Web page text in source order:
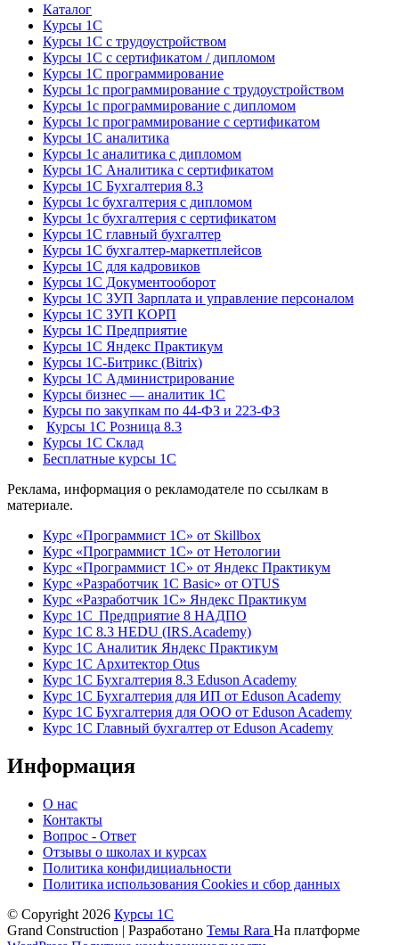
Каталог
Курсы 1С
Курсы 1С с трудоустройством
Курсы 1С с сертификатом / дипломом
Курсы 1С программирование
Курсы 1с программирование с трудоустройством
Курсы 1с программирование с дипломом
Курсы 1с программирование с сертификатом
Курсы 1С аналитика
Курсы 1с аналитика с дипломом
Курсы 1С Аналитика с сертификатом
Курсы 1С Бухгалтерия 8.3
Курсы 1с бухгалтерия с дипломом
Курсы 1с бухгалтерия с сертификатом
Курсы 1С главный бухгалтер
Курсы 1С бухгалтер-маркетплейсов
Курсы 1С для кадровиков
Курсы 1С Документооборот
Курсы 1С ЗУП Зарплата и управление персоналом
Курсы 1С ЗУП КОРП
Курсы 1С Предприятие
Курсы 1С Яндекс Практикум
Курсы 1С-Битрикс (Bitrix)
Курсы 1С Администрирование
Курсы бизнес — аналитик 1С
Курсы по закупкам по 44‑ФЗ и 223‑ФЗ
Курсы 1С Розница 8.3
Курсы 1С Склад
Бесплатные курсы 1С
Реклама, информация о рекламодателе по ссылкам в
материале.
Курс «Программист 1С» от Skillbox
Курс «Программист 1С» от Нетологии
Курс «Программист 1С» от Яндекс Практикум
Курс «Разработчик 1С Basic» от OTUS
Курс «Разработчик 1С» Яндекс Практикум
Курс 1С Предприятие 8 НАДПО
Курс 1С 8.3 HEDU (IRS.Academy)
Курс 1С Аналитик Яндекс Практикум
Курс 1С Архитектор Otus
Курс 1С Бухгалтерия 8.3 Eduson Academy
Курс 1С Бухгалтерия для ИП от Eduson Academy
Курс 1С Бухгалтерия для ООО от Eduson Academy
Курс 1С Главный бухгалтер от Eduson Academy
Информация
О нас
Контакты
Вопрос - Ответ
Отзывы о школах и курсах
Политика конфидициальности
Политика использования Cookies и сбор данных
© Copyright 2026 Курсы 1С
Grand Construction | Разработано Темы Rara На платформе